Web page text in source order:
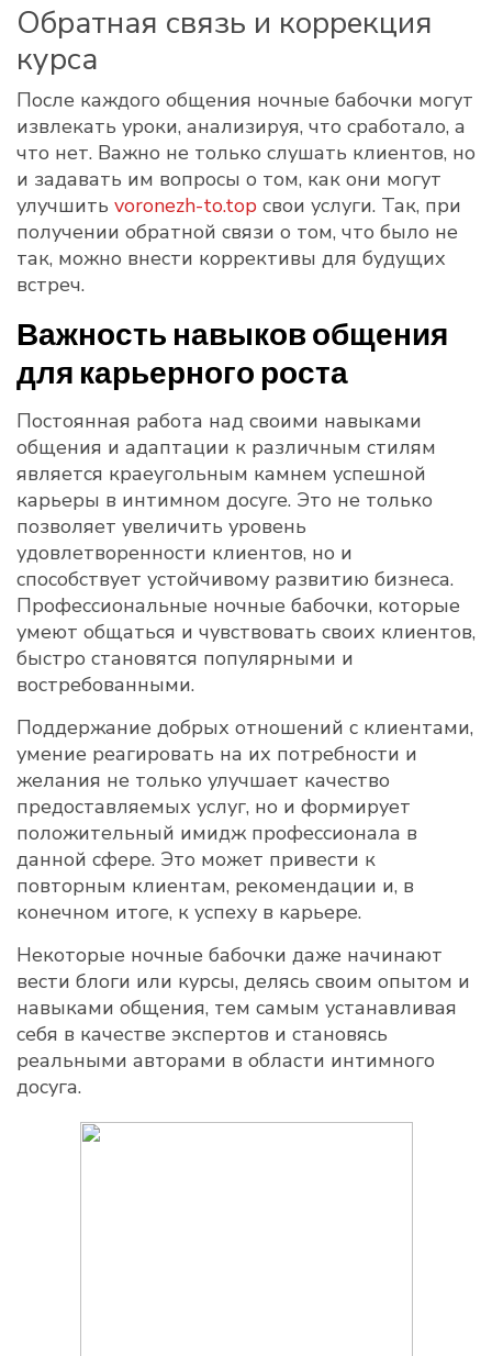
Обратная связь и коррекция
курса
После каждого общения ночные бабочки могут
извлекать уроки, анализируя, что сработало, а
что нет. Важно не только слушать клиентов, но
и задавать им вопросы о том, как они могут
улучшить voronezh-to.top свои услуги. Так, при
получении обратной связи о том, что было не
так, можно внести коррективы для будущих
встреч.
Важность навыков общения
для карьерного роста
Постоянная работа над своими навыками
общения и адаптации к различным стилям
является краеугольным камнем успешной
карьеры в интимном досуге. Это не только
позволяет увеличить уровень
удовлетворенности клиентов, но и
способствует устойчивому развитию бизнеса.
Профессиональные ночные бабочки, которые
умеют общаться и чувствовать своих клиентов,
быстро становятся популярными и
востребованными.
Поддержание добрых отношений с клиентами,
умение реагировать на их потребности и
желания не только улучшает качество
предоставляемых услуг, но и формирует
положительный имидж профессионала в
данной сфере. Это может привести к
повторным клиентам, рекомендации и, в
конечном итоге, к успеху в карьере.
Некоторые ночные бабочки даже начинают
вести блоги или курсы, делясь своим опытом и
навыками общения, тем самым устанавливая
себя в качестве экспертов и становясь
реальными авторами в области интимного
досуга.